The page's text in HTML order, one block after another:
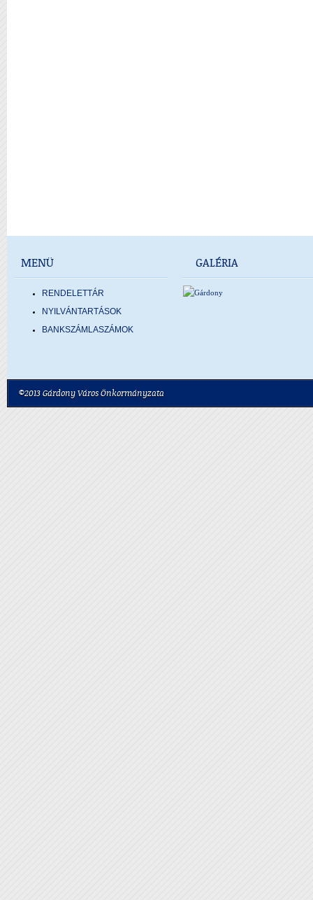
MENÜ
RENDELETTÁR
NYILVÁNTARTÁSOK
BANKSZÁMLASZÁMOK
GALÉRIA
©2013 Gárdony Város Önkormányzata